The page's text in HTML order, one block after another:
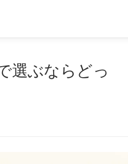
選ぶならどっ